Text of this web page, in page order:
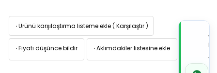
·Ürünü karşılaştırma listeme ekle ( Karşılaştır )
·Fiyatı düşünce bildir ·Aklımdakiler listesine ekle
İLE